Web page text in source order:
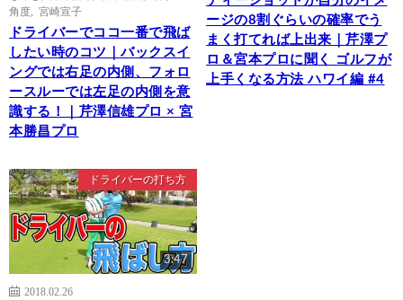
角度
宮崎宣子
ドライバーでココ一番で飛ば
したい時のコツ｜バックスイ
ングでは右足の内側、フォロ
ースルーでは左足の内側を意
識する！｜芹澤信雄プロ × 宮
本勝昌プロ
ージの8割ぐらいの確率でう
まく打てれば上出来｜芹澤プ
ロ＆宮本プロに聞く ゴルフが
上手くなる方法 ハワイ編 #4
ドライバーの打ち方
3:47
2018.02.26